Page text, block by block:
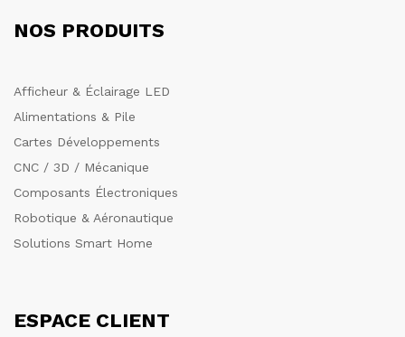
NOS PRODUITS
Afficheur & Éclairage LED
Alimentations & Pile
Cartes Développements
CNC / 3D / Mécanique
Composants Électroniques
Robotique & Aéronautique
Solutions Smart Home
ESPACE CLIENT